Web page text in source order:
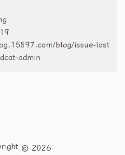
blog/issue-lost
admin
2026